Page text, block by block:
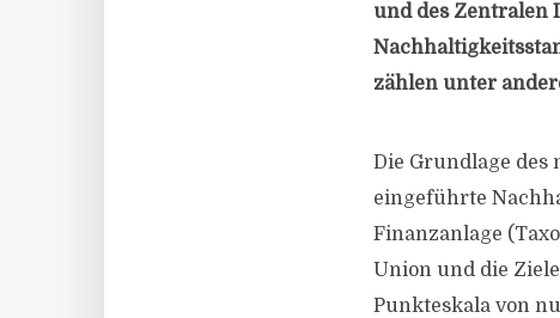
und des Zentralen
zählen unter
Die Grundlage des
eingeführte
Finanzanlage
Union und die
Punkteskala von